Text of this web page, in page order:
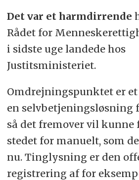
Det var et harmdirrende
Rådet for
i sidste uge landede hos
Justitsministeriet.
Omdrejningspunktet er
en selvbetjeningsløsning
så det fremover vil
stedet for manuelt, som
nu. Tinglysning er den
registrering af for